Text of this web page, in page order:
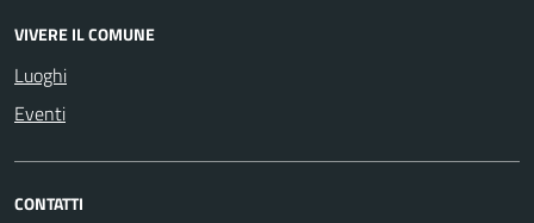
VIVERE IL COMUNE
Luoghi
Eventi
CONTATTI